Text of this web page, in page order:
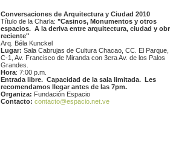
Conversaciones de Arquitectura y Ciudad 2010
Título de la Charla: "Casinos, Monumentos y otros
espacios. A la deriva entre arquitectura, ciudad y
reciente"
Arq. Béla Kunckel
Lugar: Sala Cabrujas de Cultura Chacao, CC. El Parque,
C-1, Av. Francisco de Miranda con 3era Av. de los Palos
Grandes.
Hora: 7:00 p.m.
Entrada libre. Capacidad de la sala limitada. Les
recomendamos llegar antes de las 7pm.
Organiza: Fundación Espacio
Contacto: contacto@espacio.net.ve